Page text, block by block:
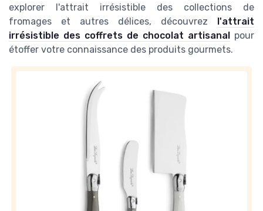
explorer l'attrait irrésistible des collections de
fromages et autres délices, découvrez l'attrait
irrésistible des coffrets de chocolat artisanal pour
étoffer votre connaissance des produits gourmets.